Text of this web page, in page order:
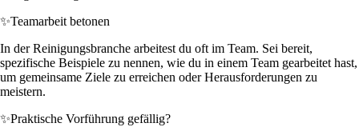
✨Teamarbeit betonen
In der Reinigungsbranche arbeitest du oft im Team. Sei bereit,
spezifische Beispiele zu nennen, wie du in einem Team gearbeitet hast,
um gemeinsame Ziele zu erreichen oder Herausforderungen zu
meistern.
✨Praktische Vorführung gefällig?